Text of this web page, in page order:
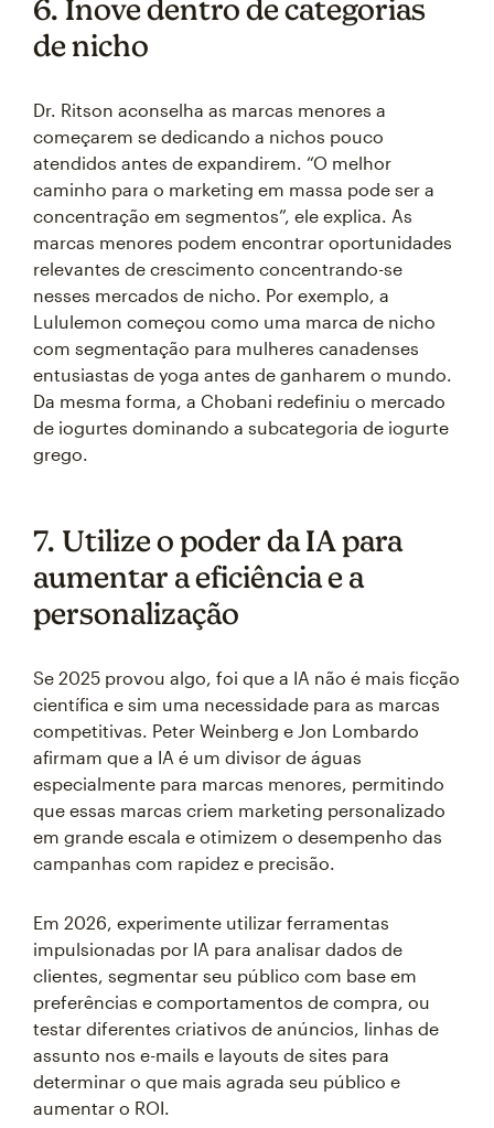
6. Inove dentro de categorias
de nicho
Dr. Ritson aconselha as marcas menores a
começarem se dedicando a nichos pouco
atendidos antes de expandirem. “O melhor
caminho para o marketing em massa pode ser a
concentração em segmentos”, ele explica. As
marcas menores podem encontrar oportunidades
relevantes de crescimento concentrando-se
nesses mercados de nicho. Por exemplo, a
Lululemon começou como uma marca de nicho
com segmentação para mulheres canadenses
entusiastas de yoga antes de ganharem o mundo.
Da mesma forma, a Chobani redefiniu o mercado
de iogurtes dominando a subcategoria de iogurte
grego.
7. Utilize o poder da IA para
aumentar a eficiência e a
personalização
Se 2025 provou algo, foi que a IA não é mais ficção
científica e sim uma necessidade para as marcas
competitivas. Peter Weinberg e Jon Lombardo
afirmam que a IA é um divisor de águas
especialmente para marcas menores, permitindo
que essas marcas criem marketing personalizado
em grande escala e otimizem o desempenho das
campanhas com rapidez e precisão.
Em 2026, experimente utilizar ferramentas
impulsionadas por IA para analisar dados de
clientes, segmentar seu público com base em
preferências e comportamentos de compra, ou
testar diferentes criativos de anúncios, linhas de
assunto nos e-mails e layouts de sites para
determinar o que mais agrada seu público e
aumentar o ROI.